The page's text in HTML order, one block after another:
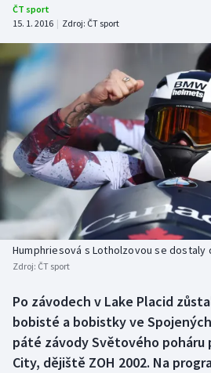
Atletika
Cyklistika
DALŠÍ SPORTY
Americký fotbal
Baseball a softbal
Basketbal
Biatlon
Box
Curling
NEPŘEHLÉDNĚTE
Soutěže
Historické návraty
Aplikace ČT sport
ČT sport
15. 1. 2016 | Zdroj: ČT sport
Humphriesová s Lotholzovou se dostaly
Zdroj: ČT sport
Po závodech v Lake Placid
bobisté a bobistky ve
páté závody Světového poháru
City, dějiště ZOH 2002. Na